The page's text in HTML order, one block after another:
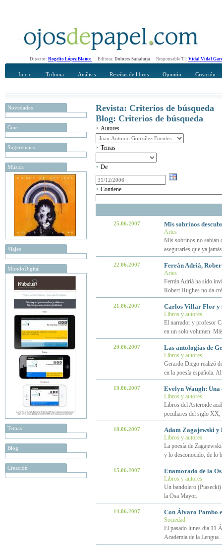
Director: Rogelio López Blanco Editora: Dolores Sanahuja Responsable TI: Vidal Vidal
Inicio Tribuna Análisis Reseñas de libros Opinión Creación
Novedades
Cine
Sugerencias
Música
Viajes
MundoDigital
Temas
Blog
Creación
Revista: Criterios de búsqueda
Blog: Criterios de búsqueda
Autores
Temas
De
Contiene
25.06.2007 Mis sobrinos
Artes
Mis sobrinos no sabían
asegurarles que ya
22.06.2007 Ferrán Adrià,
Artes
Ferrán Adrià ha sido
Robert Hughes no da
21.06.2007 Carlos Villar Flor y
Libros y autores
El narrador y profesor
en un solo volumen:
20.06.2007 Las antologías de
Libros y autores
Gerardo Diego realizó
en la poesía española.
19.06.2007 Evelyn Waugh:
Libros y autores
Libros del Asteroide
peculiares del siglo XX,
18.06.2007 Adam Zagajewski y
Libros y autores
La poesía de
y lo desconocido, de lo
15.06.2007 Enamorado de la
Libros y autores
Un bandolero (Piasecki)
la Osa Mayor.
14.06.2007 Con Álvaro Pombo
Sociedad
El pasado lunes día 11
Academia de la Lengua.